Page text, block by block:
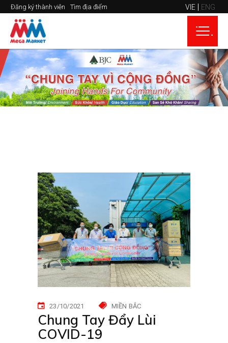
Đăng ký thành viên Tìm địa điểm VIE ENG
23/10/2021 MIỀN BẮC
Chung Tay Đẩy Lùi
COVID-19